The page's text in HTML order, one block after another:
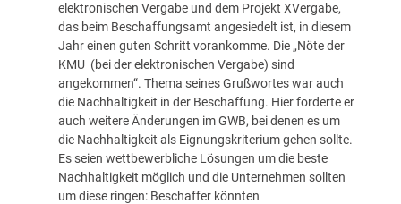
elektronischen Vergabe und dem Projekt XVergabe,
das beim Beschaffungsamt angesiedelt ist, in diesem
Jahr einen guten Schritt vorankomme. Die „Nöte der
KMU (bei der elektronischen Vergabe) sind
angekommen“. Thema seines Grußwortes war auch
die Nachhaltigkeit in der Beschaffung. Hier forderte er
auch weitere Änderungen im GWB, bei denen es um
die Nachhaltigkeit als Eignungskriterium gehen sollte.
Es seien wettbewerbliche Lösungen um die beste
Nachhaltigkeit möglich und die Unternehmen sollten
um diese ringen: Beschaffer könnten